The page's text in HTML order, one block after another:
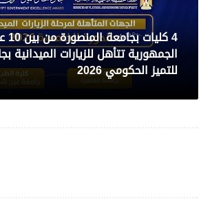
بعدسة الخبر المصري| شاهد أبرز لقطات
الزمالك والمصري البورسعيدي فى
4
الجمهورية تتأهل للزيارات الميدانية
للتميز الحكومي 2026